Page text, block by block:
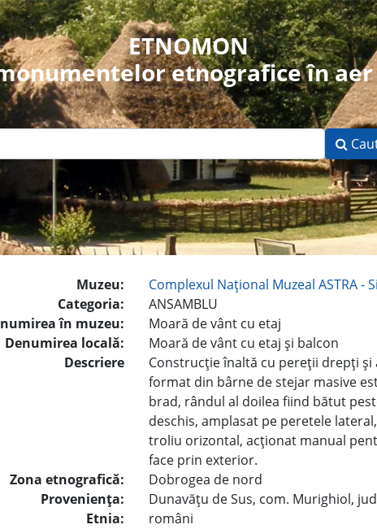
ETNOMON
etnografice în
Muzeu:
Complexul Naţional Muzeal ASTRA -
Categoria:
ANSAMBLU
în muzeu:
Moară de vânt cu etaj
Denumirea locală:
Moară de vânt cu etaj şi balcon
Descriere
Construcţie înaltă cu pereţii drepţi
format din bârne de stejar masive
brad, rândul al doilea fiind bătut
deschis, amplasat pe peretele
troliu orizontal, acţionat manual
face prin exterior.
Zona etnografică:
Dobrogea de nord
Provenienţa:
Dunavăţu de Sus, com. Murighiol,
Etnia:
români